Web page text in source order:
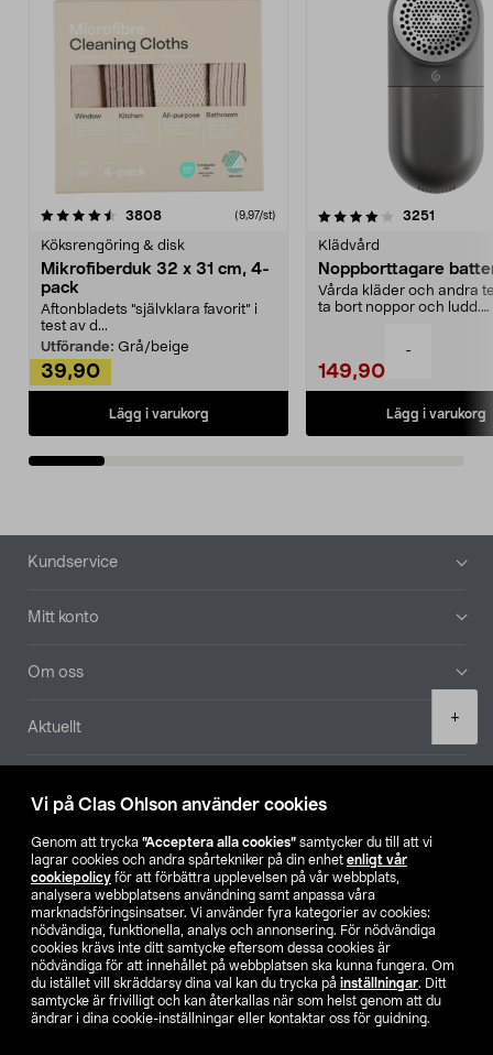
Vi på Clas Ohlson använder cookies
Genom att trycka ”Acceptera alla cookies” samtycker du till att vi
lagrar cookies och andra spårtekniker på din enhet enligt vår
cookiepolicy för att förbättra upplevelsen på vår webbplats,
analysera webbplatsens användning samt anpassa våra
marknadsföringsinsatser. Vi använder fyra kategorier av cookies:
nödvändiga, funktionella, analys och annonsering. För nödvändiga
cookies krävs inte ditt samtycke eftersom dessa cookies är
nödvändiga för att innehållet på webbplatsen ska kunna fungera. Om
du istället vill skräddarsy dina val kan du trycka på inställningar. Ditt
samtycke är frivilligt och kan återkallas när som helst genom att du
ändrar i dina cookie-inställningar eller kontaktar oss för guidning.
-
+
3808recensioner (9,97/st)
Köksrengöring & disk
Mikrofiberduk 32 x 31 cm, 4-
pack
Aftonbladets "självklara favorit” i
test av d...
Utförande: Grå/beige
39,90
Lägg i varukorg
4.0av 5 stjärnor 3251
Klädvård
Noppborttagare
Vårda kläder och andra
ta bort noppor och ludd.
149,90
Lägg i varukorg
4.5av 5 stjärnor
Sidfot
Kundservice
Mitt konto
Om oss
Aktuellt
Hitta butik
SE NO FI